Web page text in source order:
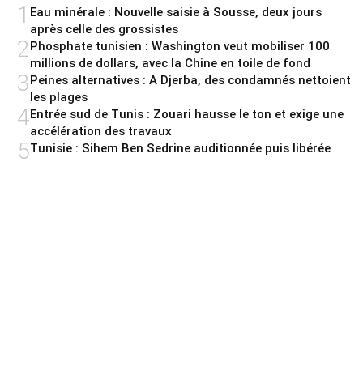
1 Eau minérale : Nouvelle saisie à Sousse, deux jours
après celle des grossistes
2Phosphate tunisien : Washington veut mobiliser 100
millions de dollars, avec la Chine en toile de fond
3Peines alternatives : A Djerba, des condamnés nettoient
les plages
4Entrée sud de Tunis : Zouari hausse le ton et exige une
accélération des travaux
5Tunisie : Sihem Ben Sedrine auditionnée puis libérée